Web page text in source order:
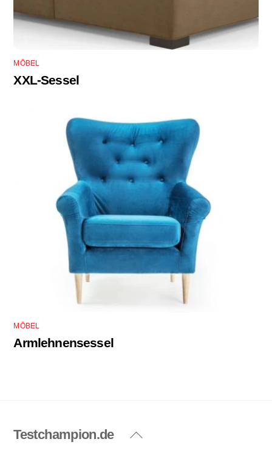
MÖBEL
XXL-Sessel
MÖBEL
Armlehnensessel
Back
Testchampion.de